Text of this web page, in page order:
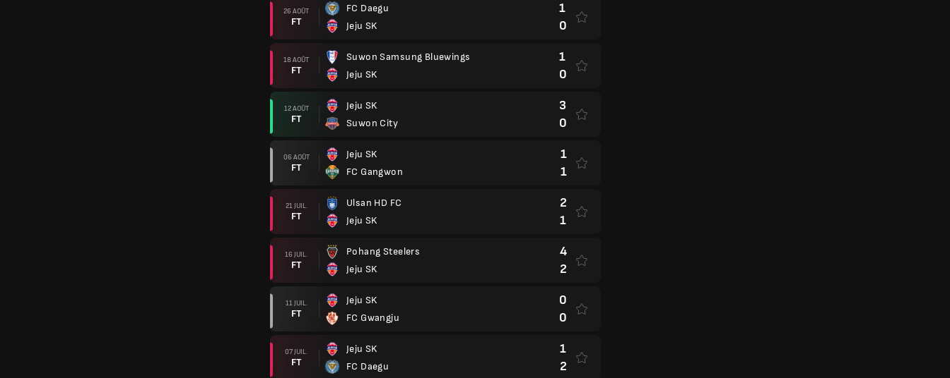
26 AOÛT
FT
FC Daegu
Jeju SK
1
0
18 AOÛT
FT
Suwon Samsung Bluewings
Jeju SK
1
0
12 AOÛT
FT
Jeju SK
Suwon City
3
0
06 AOÛT
FT
Jeju SK
FC Gangwon
1
1
21 JUIL.
FT
Ulsan HD FC
Jeju SK
2
1
16 JUIL.
FT
Pohang Steelers
Jeju SK
4
2
11 JUIL.
FT
Jeju SK
FC Gwangju
0
0
07 JUIL.
FT
Jeju SK
FC Daegu
1
2